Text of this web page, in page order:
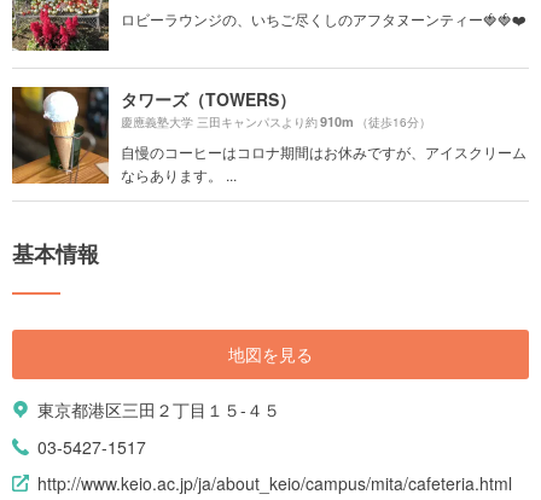
ロビーラウンジの、いちご尽くしのアフタヌーンティー🍓🍓❤️
タワーズ（TOWERS）
慶應義塾大学 三田キャンパスより約910m （徒歩16分）
自慢のコーヒーはコロナ期間はお休みですが、アイスクリーム
ならあります。 ...
基本情報
地図を見る
東京都港区三田２丁目１５-４５
03-5427-1517
http://www.keio.ac.jp/ja/about_keio/campus/mita/cafeteria.html